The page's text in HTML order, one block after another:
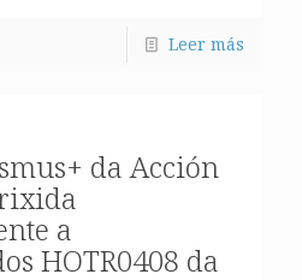
Leer más
da Acción
a
HOTR0408 da